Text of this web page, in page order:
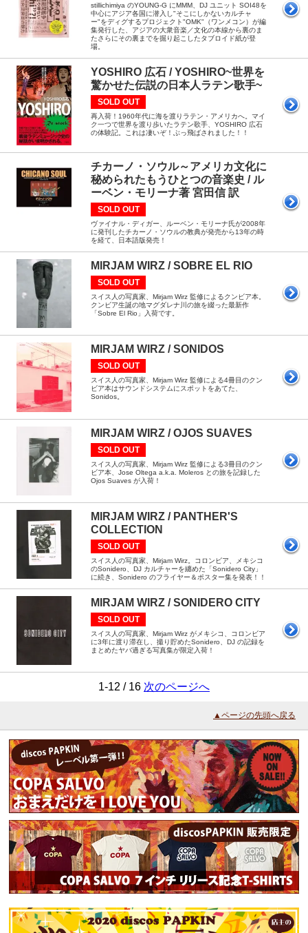
stillichimiya のYOUNG-G にMMM、DJ ユニット SOI48を
中心にアジア各国に潜入し"そこにしかないカルチャ
ー"をディグするプロジェクト"OMK"（ワンメコン）が編
集発行した、アジアの大衆音楽／文化の本線から裏のま
たさらにその裏までを掘り起こしたタブロイド紙が登
場。
YOSHIRO 広石 / YOSHIRO~世界を
驚かせた伝説の日本人ラテン歌手~
SOLD OUT
再入荷！1960年代に海を渡りラテン・アメリカへ。マイ
ク一つで世界を渡り歩いたラテン歌手、YOSHIRO 広石
の体験記。これは凄いぞ！ぶっ飛ばされました！！
チカーノ・ソウル～アメリカ文化に
秘められたもうひとつの音楽史 / ル
ーベン・モリーナ著 宮田信 訳
SOLD OUT
ヴァイナル・ディガー、ルーベン・モリーナ氏が2008年
に発刊したチカーノ・ソウルの教典が発売から13年の時
を経て、日本語版発売！
MIRJAM WIRZ / SOBRE EL RIO
SOLD OUT
スイス人の写真家、Mirjam Wirz 監修によるクンビア本。
クンビア生誕の地マグダレナ川の旅を綴った最新作
「Sobre El Rio」入荷です。
MIRJAM WIRZ / SONIDOS
SOLD OUT
スイス人の写真家、Mirjam Wirz 監修による4冊目のクン
ビア本はサウンドシステムにスポットをあてた、
Sonidos。
MIRJAM WIRZ / OJOS SUAVES
SOLD OUT
スイス人の写真家、Mirjam Wirz 監修による3冊目のクン
ビア本、Jose Oltega a.k.a. Moleros との旅を記録した
Ojos Suaves が入荷！
MIRJAM WIRZ / PANTHER'S
COLLECTION
SOLD OUT
スイス人の写真家、Mirjam Wirz。コロンビア、メキシコ
のSonidero、DJ カルチャーを纏めた「Sonidero City」
に続き、Sonidero のフライヤー＆ポスター集を発表！！
MIRJAM WIRZ / SONIDERO CITY
SOLD OUT
スイス人の写真家、Mirjam Wirz がメキシコ、コロンビア
に3年に渡り滞在し、撮り貯めたSonidero、DJ の記録を
まとめたヤバ過ぎる写真集が限定入荷！
1-12 / 16 次のページへ
▲ページの先頭へ戻る